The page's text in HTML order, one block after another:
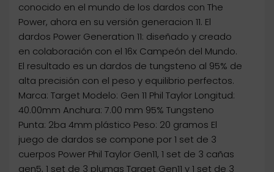
conocido en el mundo de los dardos con The
Power, ahora en su versión generacion 11. El
dardos Power Generation 11: diseñado y creado
en colaboración con el 16x Campeón del Mundo.
El resultado es un dardos de tungsteno al 95% de
alta precisión con el peso y equilibrio perfectos.
Marca: Target Modelo: Gen 11 Phil Taylor Longitud:
40.00mm Anchura: 7.00 mm 95% Tungsteno
Punta: 2ba 4mm plástico Peso: 20 gramos El
juego de dardos se compone por 1 set de 3
cuerpos Power Phil Taylor Gen11, 1 set de 3 cañas
gen5, 1 set de 3 plumas Target Gen11 y 1 set de 3